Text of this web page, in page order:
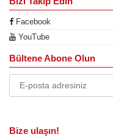
Facebook
YouTube
Bültene Abone Olun
Bize ulaşın!